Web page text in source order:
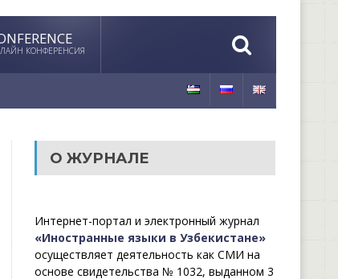
КОНФЕРЕНСИЯ
О ЖУРНАЛЕ
Интернет-портал и электронный журнал
«Иностранные языки в Узбекистане»
осуществляет деятельность как СМИ на
основе свидетельства № 1032, выданном 3